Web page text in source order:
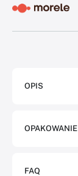
OPIS
OPAKOWANIE
FAQ